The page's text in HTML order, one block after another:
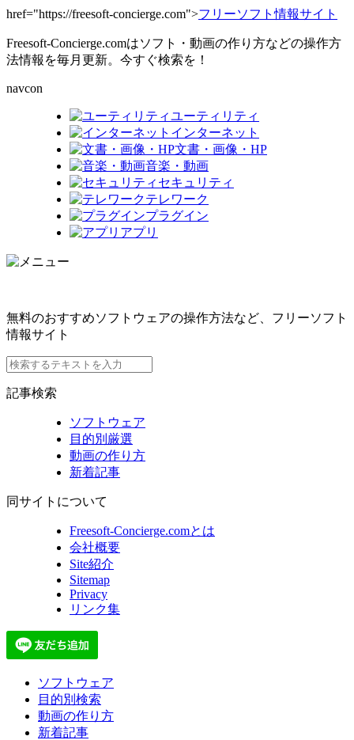
href="https://freesoft-concierge.com">フリーソフト情報サイト
Freesoft-Concierge.comはソフト・動画の作り方などの操作方
法情報を毎月更新。今すぐ検索を！
navcon
ユーティリティ
インターネット
文書・画像・HP
音楽・動画
セキュリティ
テレワーク
プラグイン
アプリ
無料のおすすめソフトウェアの操作方法など、フリーソフト
情報サイト
記事検索
ソフトウェア
目的別厳選
動画の作り方
新着記事
同サイトについて
Freesoft-Concierge.comとは
会社概要
Site紹介
Sitemap
Privacy
リンク集
ソフトウェア
目的別検索
動画の作り方
新着記事